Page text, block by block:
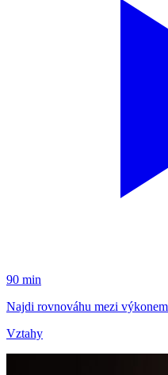
90 min
Najdi rovnováhu mezi
Vztahy